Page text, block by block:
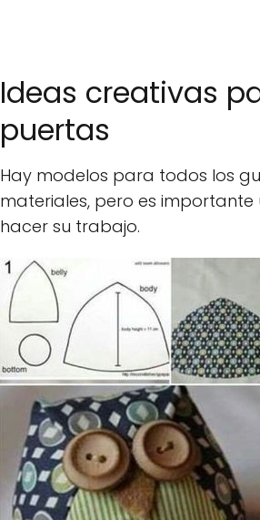
Ideas creativas
puertas
Hay modelos para todos los
materiales, pero es
hacer su trabajo.